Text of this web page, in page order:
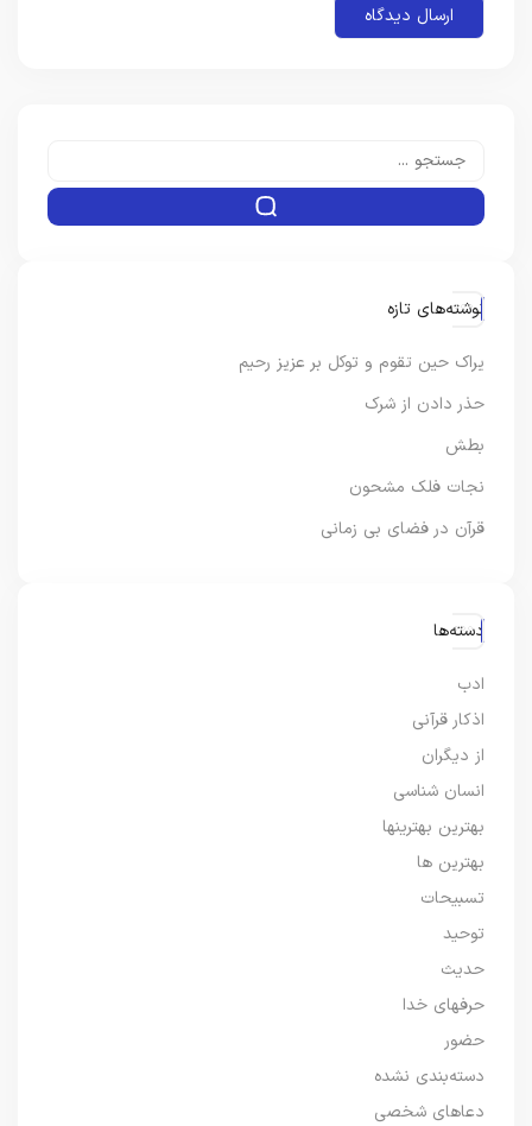
نوشته‌های تازه
یراک حین تقوم و توکل بر عزیز رحیم
حذر دادن از شرک
بطش
نجات فلک مشحون
قرآن در فضای بی زمانی
دسته‌ها
ادب
اذکار قرآنی
از دیگران
انسان شناسی
بهترین بهترینها
بهترین ها
تسبیحات
توحید
حدیث
حرفهای خدا
حضور
دسته‌بندی نشده
دعاهای شخصی